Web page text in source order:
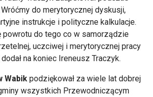
do merytorycznej dyskusji,
instrukcje i polityczne kalkulacje.
powrotu do tego co w samorządzie
uczciwej i merytorycznej pracy
na koniec Ireneusz Traczyk.
Wabik podziękował za wiele lat dobrej
wszystkich Przewodniczącym